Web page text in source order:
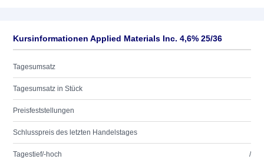
Kursinformationen Applied Materials Inc. 4,6% 25/36
Tagesumsatz
Tagesumsatz in Stück
Preisfeststellungen
Schlusspreis des letzten Handelstages
Tagestief/-hoch /